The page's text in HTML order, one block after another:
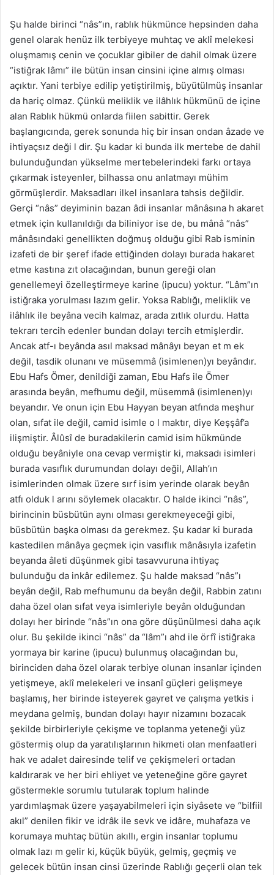
Şu halde birinci “nâs”ın, rablık hükmünce hepsinden daha
genel olarak henüz ilk terbiyeye muhtaç ve aklî melekesi
oluşmamış cenin ve çocuklar gibiler de dahil olmak üzere
“istiğrak lâmı” ile bütün insan cinsini içine almış olması
açıktır. Yani terbiye edilip yetiştirilmiş, büyütülmüş insanlar
da hariç olmaz. Çünkü meliklik ve ilâhlık hükmünü de içine
alan Rablık hükmü onlarda fiilen sabittir. Gerek
başlangıcında, gerek sonunda hiç bir insan ondan âzade ve
ihtiyaçsız deği l dir. Şu kadar ki bunda ilk mertebe de dahil
bulunduğundan yükselme mertebelerindeki farkı ortaya
çıkarmak isteyenler, bilhassa onu anlatmayı mühim
görmüşlerdir. Maksadları ilkel insanlara tahsis değildir.
Gerçi “nâs” deyiminin bazan âdi insanlar mânâsına h akaret
etmek için kullanıldığı da biliniyor ise de, bu mânâ “nâs”
mânâsındaki genellikten doğmuş olduğu gibi Rab isminin
izafeti de bir şeref ifade ettiğinden dolayı burada hakaret
etme kastına zıt olacağından, bunun gereği olan
genellemeyi özelleştirmeye karine (ipucu) yoktur. “Lâm”ın
istiğraka yorulması lazım gelir. Yoksa Rablığı, meliklik ve
ilâhlık ile beyâna vecih kalmaz, arada zıtlık olurdu. Hatta
tekrarı tercih edenler bundan dolayı tercih etmişlerdir.
Ancak atf-ı beyânda asıl maksad mânâyı beyan et m ek
değil, tasdik olunanı ve müsemmâ (isimlenen)yı beyândır.
Ebu Hafs Ömer, denildiği zaman, Ebu Hafs ile Ömer
arasında beyân, mefhumu değil, müsemmâ (isimlenen)yı
beyandır. Ve onun için Ebu Hayyan beyan atfında meşhur
olan, sıfat ile değil, camid isimle o l maktır, diye Keşşâf’a
ilişmiştir. Âlûsî de buradakilerin camid isim hükmünde
olduğu beyâniyle ona cevap vermiştir ki, maksadı isimleri
burada vasıflık durumundan dolayı değil, Allah’ın
isimlerinden olmak üzere sırf isim yerinde olarak beyân
atfı olduk l arını söylemek olacaktır. O halde ikinci “nâs”,
birincinin büsbütün aynı olması gerekmeyeceği gibi,
büsbütün başka olması da gerekmez. Şu kadar ki burada
kastedilen mânâya geçmek için vasıflık mânâsıyla izafetin
beyanda âleti düşünmek gibi tasavvuruna ihtiyaç
bulunduğu da inkâr edilemez. Şu halde maksad “nâs”ı
beyân değil, Rab mefhumunu da beyân değil, Rabbin zatını
daha özel olan sıfat veya isimleriyle beyân olduğundan
dolayı her birinde “nâs”ın ona göre düşünülmesi daha açık
olur. Bu şekilde ikinci “nâs” da “lâm”ı ahd ile örfî istiğraka
yormaya bir karine (ipucu) bulunmuş olacağından bu,
birinciden daha özel olarak terbiye olunan insanlar içinden
yetişmeye, aklî melekeleri ve insanî güçleri gelişmeye
başlamış, her birinde isteyerek gayret ve çalışma yetkis i
meydana gelmiş, bundan dolayı hayır nizamını bozacak
şekilde birbirleriyle çekişme ve toplanma yeteneği yüz
göstermiş olup da yaratılışlarının hikmeti olan menfaatleri
hak ve adalet dairesinde telif ve çekişmeleri ortadan
kaldırarak ve her biri ehliyet ve yeteneğine göre gayret
göstermekle sorumlu tutularak toplum halinde
yardımlaşmak üzere yaşayabilmeleri için siyâsete ve “bilfiil
akıl” denilen fikir ve idrâk ile sevk ve idâre, muhafaza ve
korumaya muhtaç bütün akıllı, ergin insanlar toplumu
olmak lazı m gelir ki, küçük büyük, gelmiş, geçmiş ve
gelecek bütün insan cinsi üzerinde Rablığı geçerli olan tek